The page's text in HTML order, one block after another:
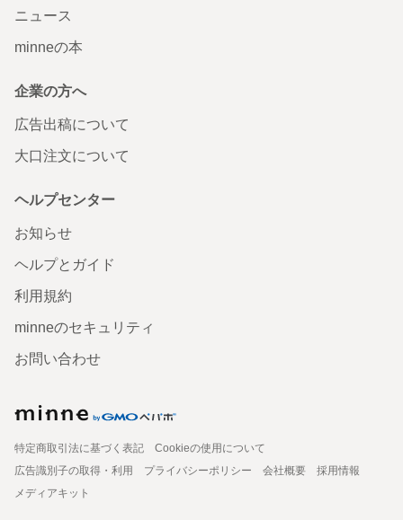
ニュース
minneの本
企業の方へ
広告出稿について
大口注文について
ヘルプセンター
お知らせ
ヘルプとガイド
利用規約
minneのセキュリティ
お問い合わせ
特定商取引法に基づく表記
Cookieの使用について
広告識別子の取得・利用
プライバシーポリシー 会社概要
採用情報
メディアキット